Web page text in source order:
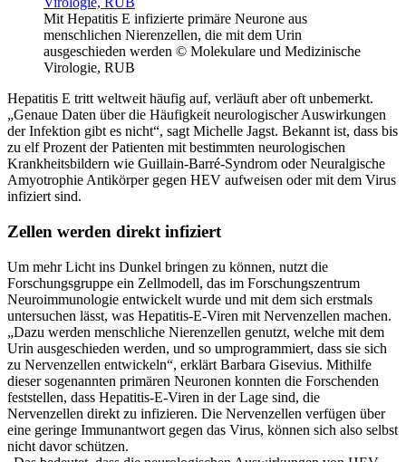
Mit Hepatitis E infizierte primäre Neurone aus
menschlichen Nierenzellen, die mit dem Urin
ausgeschieden werden © Molekulare und Medizinische
Virologie, RUB
Hepatitis E tritt weltweit häufig auf, verläuft aber oft unbemerkt.
„Genaue Daten über die Häufigkeit neurologischer Auswirkungen
der Infektion gibt es nicht“, sagt Michelle Jagst. Bekannt ist, dass bis
zu elf Prozent der Patienten mit bestimmten neurologischen
Krankheitsbildern wie Guillain-Barré-Syndrom oder Neuralgische
Amyotrophie Antikörper gegen HEV aufweisen oder mit dem Virus
infiziert sind.
Zellen werden direkt infiziert
Um mehr Licht ins Dunkel bringen zu können, nutzt die
Forschungsgruppe ein Zellmodell, das im Forschungszentrum
Neuroimmunologie entwickelt wurde und mit dem sich erstmals
untersuchen lässt, was Hepatitis-E-Viren mit Nervenzellen machen.
„Dazu werden menschliche Nierenzellen genutzt, welche mit dem
Urin ausgeschieden werden, und so umprogrammiert, dass sie sich
zu Nervenzellen entwickeln“, erklärt Barbara Gisevius. Mithilfe
dieser sogenannten primären Neuronen konnten die Forschenden
feststellen, dass Hepatitis-E-Viren in der Lage sind, die
Nervenzellen direkt zu infizieren. Die Nervenzellen verfügen über
eine geringe Immunantwort gegen das Virus, können sich also selbst
nicht davor schützen.